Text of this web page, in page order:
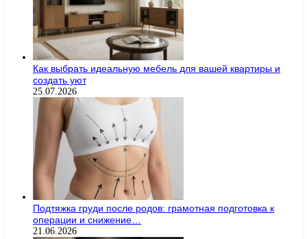
Как выбрать идеальную мебель для вашей квартиры и
создать уют
25.07.2026
Подтяжка груди после родов: грамотная подготовка к
операции и снижение…
21.06.2026